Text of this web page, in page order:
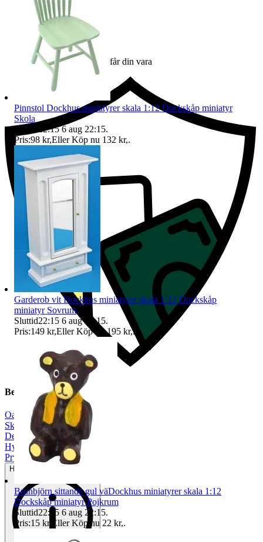
Ersättning om du inte får din vara
Beskrivning
Oanvänt
Skala 1:12|
Dekoration|
Hyllor & skåp|
Prylpaket
Helt ny och aldrig använd
Pinnstol Dockhus miniatyrer skala 1:12 Dockskåp miniatyr
Skola
Sluttid
22:15 6 aug 22:15.
Pris:98 kr,Eller Köp nu 132 kr,.
Garderob vit Dockhus miniatyrer skala 1:12 Dockskåp
miniatyr Sovrum
Sluttid22:15 6 aug 22:15.
Pris:149 kr,Eller Köp nu 195 kr,.
Brunbjörn sittande gul väDockhus miniatyrer skala 1:12
Dockskåp miniatyr Pojkrum
Sluttid22:15 6 aug 22:15.
Pris:15 kr Eller Köp nu 22 kr,.